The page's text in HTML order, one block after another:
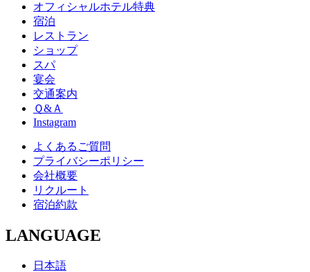
オフィシャルホテル特典
宿泊
レストラン
ショップ
スパ
宴会
交通案内
Ｑ&Ａ
Instagram
よくあるご質問
プライバシーポリシー
会社概要
リクルート
宿泊約款
LANGUAGE
日本語